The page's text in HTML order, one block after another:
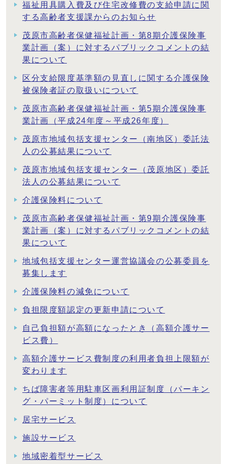
福祉用具購入費及び住宅改修費の支給申請に関
する高齢者支援課からのお知らせ
茂原市高齢者保健福祉計画・第8期介護保険事
業計画（案）に対するパブリックコメントの結
果について
区分支給限度基準額の見直しに関する介護保険
被保険者証の取扱いについて
茂原市高齢者保健福祉計画・第5期介護保険事
業計画（平成24年度～平成26年度）
茂原市地域包括支援センター（南地区）委託法
人の公募結果について
茂原市地域包括支援センター（茂原地区）委託
法人の公募結果について
介護保険料について
茂原市高齢者保健福祉計画・第9期介護保険事
業計画（案）に対するパブリックコメントの結
果について
地域包括支援センター運営協議会の公募委員を
募集します
介護保険料の減免について
負担限度額認定の更新申請について
自己負担額が高額になったとき（高額介護サー
ビス費）
高額介護サービス費制度の利用者負担上限額が
変わります
ちば障害者等用駐車区画利用証制度（パーキン
グ・パーミット制度）について
居宅サービス
施設サービス
地域密着型サービス